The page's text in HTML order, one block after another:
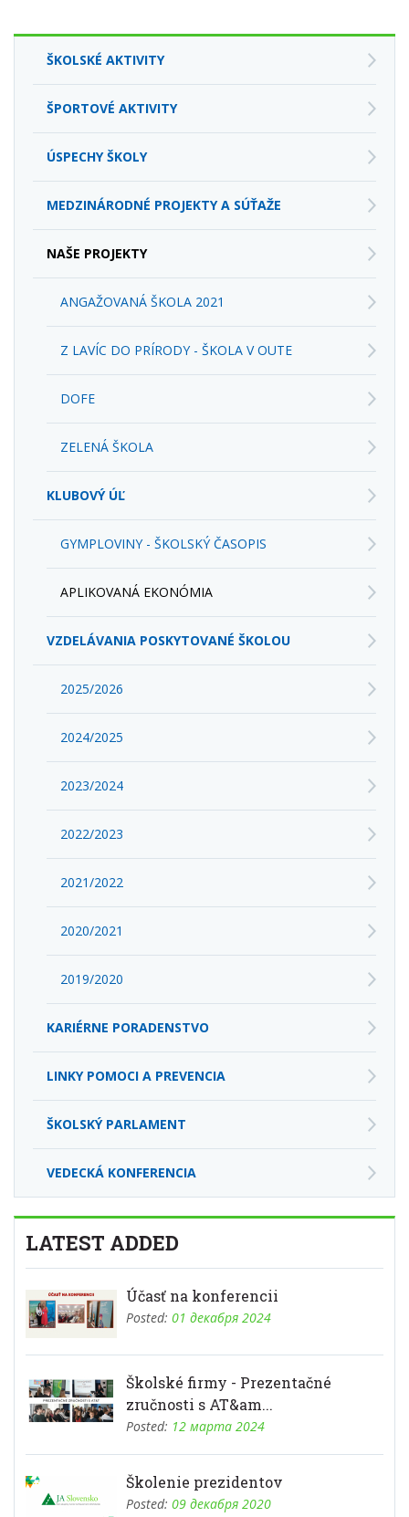
ŠKOLSKÉ AKTIVITY
ŠPORTOVÉ AKTIVITY
ÚSPECHY ŠKOLY
MEDZINÁRODNÉ PROJEKTY A SÚŤAŽE
NAŠE PROJEKTY
ANGAŽOVANÁ ŠKOLA 2021
Z LAVÍC DO PRÍRODY - ŠKOLA V OUTE
DOFE
ZELENÁ ŠKOLA
KLUBOVÝ ÚĽ
GYMPLOVINY - ŠKOLSKÝ ČASOPIS
APLIKOVANÁ EKONÓMIA
VZDELÁVANIA POSKYTOVANÉ ŠKOLOU
2025/2026
2024/2025
2023/2024
2022/2023
2021/2022
2020/2021
2019/2020
KARIÉRNE PORADENSTVO
LINKY POMOCI A PREVENCIA
ŠKOLSKÝ PARLAMENT
VEDECKÁ KONFERENCIA
LATEST ADDED
Účasť na konferencii
Posted: 01 декабря 2024
Školské firmy - Prezentačné
zručnosti s AT&am...
Posted: 12 марта 2024
Školenie prezidentov
Posted: 09 декабря 2020